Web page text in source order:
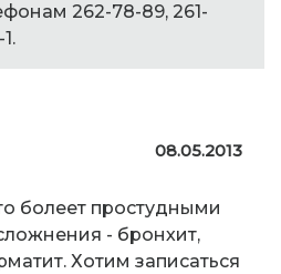
262-78-89, 261-
08.05.2013
болеет простудными
- бронхит,
Хотим записаться